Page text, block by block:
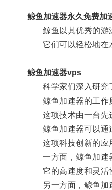
鲸鱼加速器永久免费加
鲸鱼以其优秀的游
它们可以轻松地在水
鲸鱼加速器vps
科学家们深入研究了
鲸鱼加速器的工作
这项技术由一台先进
鲸鱼加速器可以通过
这项科技创新的应
一方面，鲸鱼加速器
它的高速度和灵活性
另一方面，鲸鱼加速